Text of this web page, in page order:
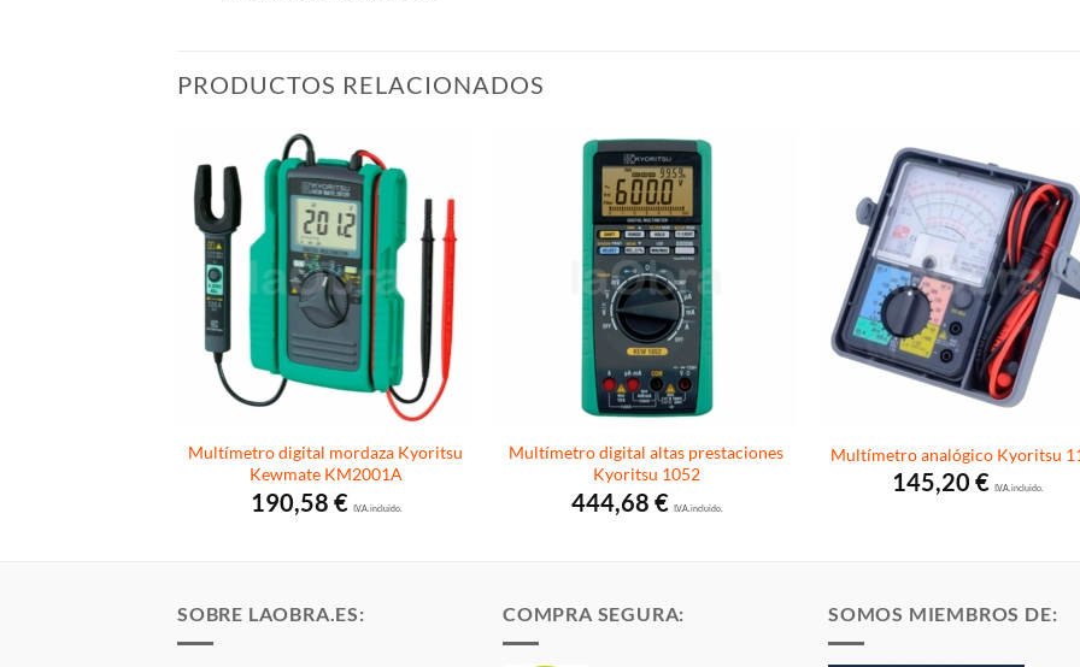
PRODUCTOS RELACIONADOS
Multímetro digital mordaza Kyoritsu
Kewmate KM2001A
190,58 €I.V.A. incluido.
Multímetro digital altas prestaciones
Kyoritsu 1052
444,68 €I.V.A. incluido.
Multímetro analógico Kyoritsu
145,20€ I.V.A. incluido.
SOBRE LAOBRA.ES: COMPRA SEGURA: SOMOS MIEMBROS DE: